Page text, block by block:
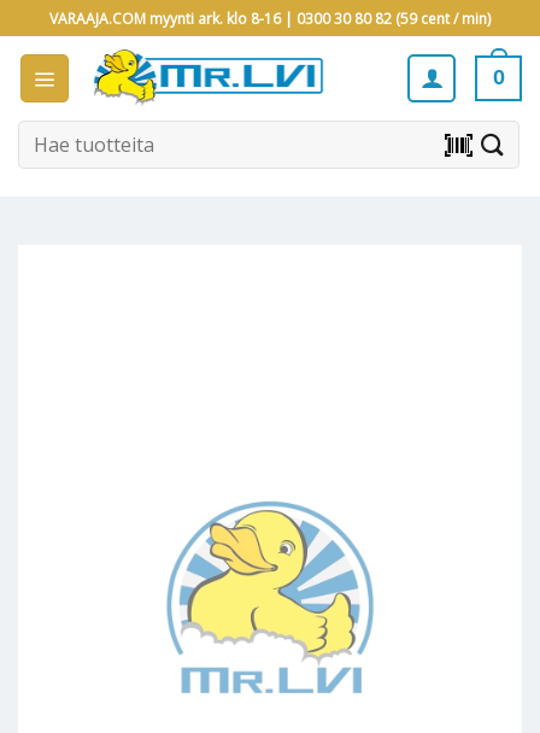
to
content
VARAAJA.COM myynti ark. klo 8-16 | 0300 30 80 82 (59 cent / min)
0
Etsi: barcode_scanner